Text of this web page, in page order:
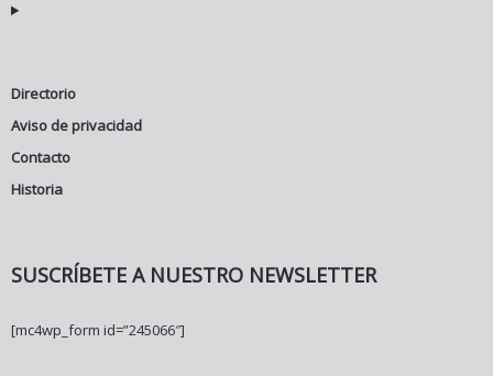
Directorio
Aviso de privacidad
Contacto
Historia
SUSCRÍBETE A NUESTRO NEWSLETTER
[mc4wp_form id=”245066″]